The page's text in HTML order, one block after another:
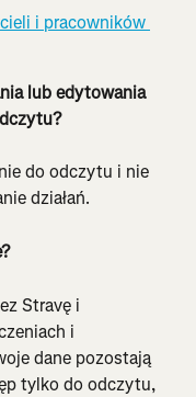
i pracowników
lub edytowania
do odczytu i nie
działań.
Stravę i
i
dane pozostają
tylko do odczytu,